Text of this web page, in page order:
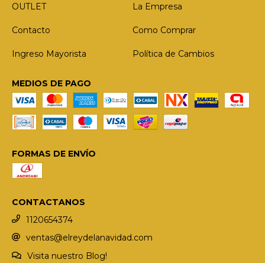
OUTLET La Empresa
Contacto Como Comprar
Ingreso Mayorista Política de Cambios
MEDIOS DE PAGO
FORMAS DE ENVÍO
CONTACTANOS
1120654374
ventas@elreydelanavidad.com
Visita nuestro Blog!